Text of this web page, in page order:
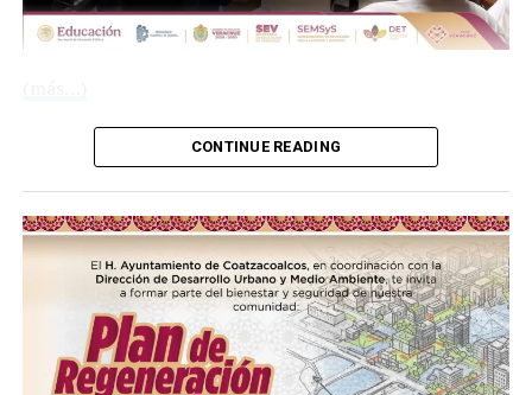
Compártelo:
Me gusta esto:
CONTINUE READING